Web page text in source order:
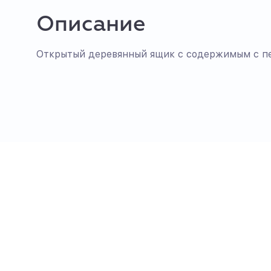
Описание
Открытый деревянный ящик с содержимым с